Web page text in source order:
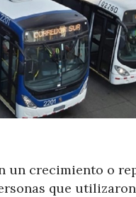
un crecimiento o
que